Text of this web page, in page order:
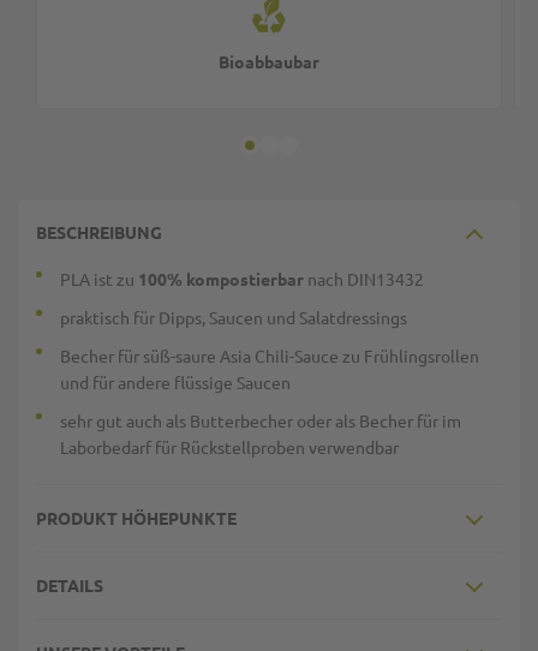
Bioabbaubar
BESCHREIBUNG
PLA ist zu 100% kompostierbar nach DIN13432
praktisch für Dipps, Saucen und Salatdressings
Becher für süß-saure Asia Chili-Sauce zu Frühlingsrollen
und für andere flüssige Saucen
sehr gut auch als Butterbecher oder als Becher für im
Laborbedarf für Rückstellproben verwendbar
PRODUKT HÖHEPUNKTE
DETAILS